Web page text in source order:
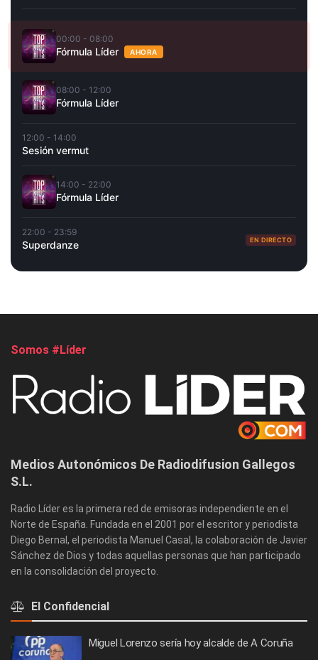
00:00 - 08:00
Fórmula Líder AHORA
08:00 - 12:00
Fórmula Líder
12:00 - 14:00
Sesión vermut
14:00 - 22:00
Fórmula Líder
22:00 - 23:59
Superdanze EN DIRECTO
Somos #Líder
Medios Autonómicos De Radiodifusion Gallegos
S.L.
Radio Líder es la primera red de emisoras independiente en el
Norte de España. Fundada en el 2001 por el escritor y periodista
Diego Bernal, el periodista Manuel Casal, la colaboración de Javier
Sánchez de Dios y todas aquellas personas que han participado
en la consolidación del proyecto.
El Confidencial
Miguel Lorenzo sería hoy alcalde de A Coruña